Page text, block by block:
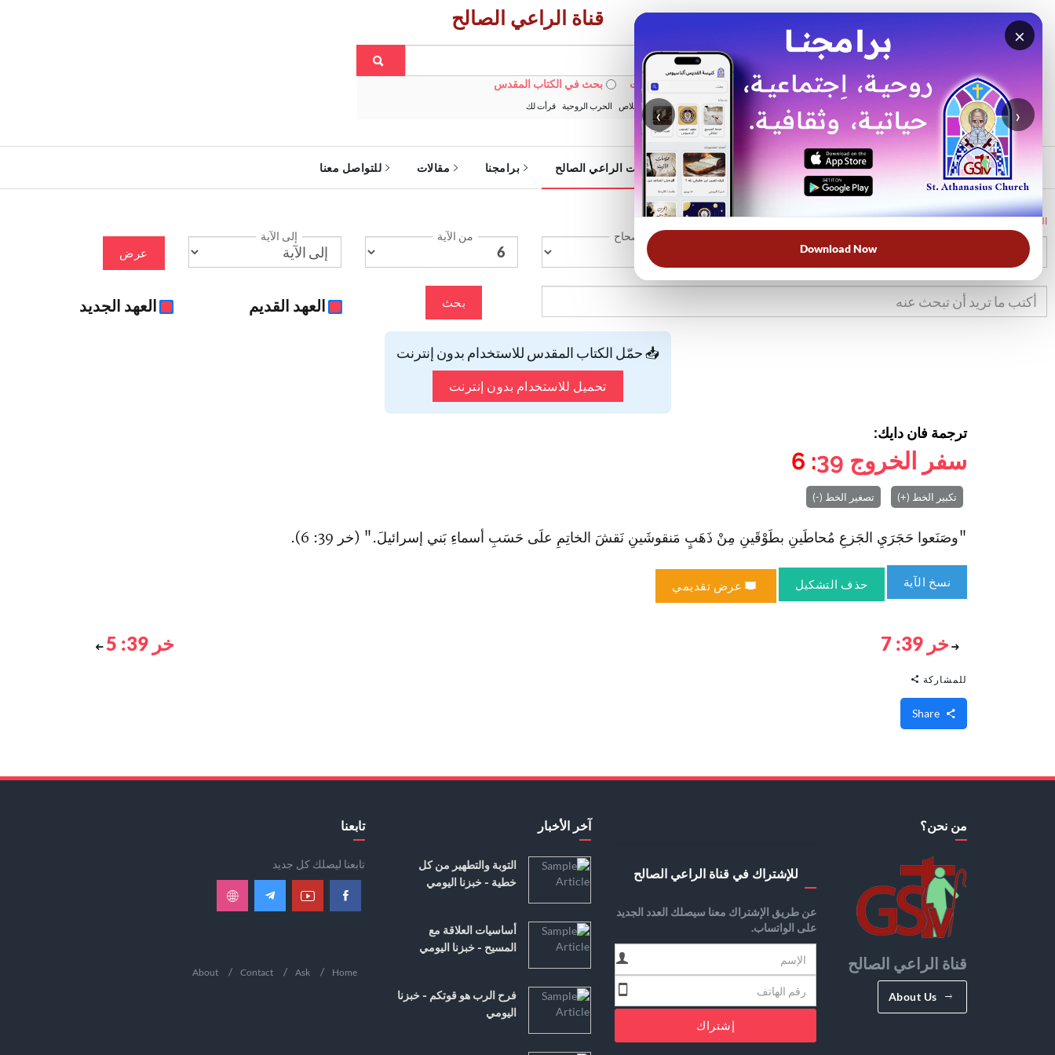
×
‹ ›
Download Now
قناة الراعي الصالح
بحث في الويبسايت بحث في الكتاب المقدس
الأكثر بحثًا: خبزنا اليومي الخلاص الحرب الروحية قرأت لك
الرئيسية خدمات الراعي الصالح برامجنا مقالات للتواصل معنا
الرئيسية
الإصحاح من الآية إلى الآية
عرض
بحث العهد القديم العهد الجديد
📥 حمّل الكتاب المقدس للاستخدام بدون إنترنت
تحميل للاستخدام بدون إنترنت
ترجمة فان دايك:
سفر الخروج 39
: 6
تكبير الخط (+) تصغير الخط (-)
"وصَنَعوا حَجَرَيِ الجَزعِ مُحاطَينِ بطَوْقَينِ مِنْ ذَهَبٍ مَنقوشَينِ نَقشَ الخاتِمِ علَى حَسَبِ أسماءِ بَني إسرائيلَ." (خر 39: 6).
نسخ الآية حذف التشكيل عرض تقديمي
خر 39: 7 خر 39: 5
للمشاركة
من نحن؟
قناة الراعي الصالح
About Us
للإشتراك في قناة الراعي الصالح
عن طريق الإشتراك معنا سيصلك العدد الجديد
على الواتساب.
إشتراك
آخر الأخبار
التوبة والتطهير من كل
خطية - خبزنا اليومي
أساسيات العلاقة مع
المسيح - خبزنا اليومي
فرح الرب هو قوتكم - خبزنا
اليومي
تابعنا
تابعنا ليصلك كل جديد
Home
Ask
Contact
About